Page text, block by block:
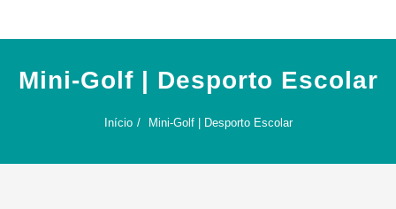
Mini-Golf | Desporto Escolar
Início Mini-Golf | Desporto Escolar